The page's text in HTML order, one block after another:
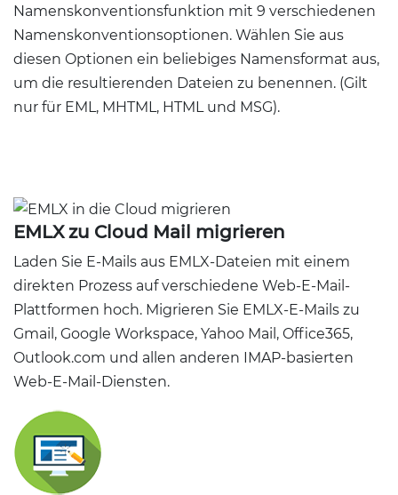
Namenskonventionsfunktion mit 9 verschiedenen
Namenskonventionsoptionen. Wählen Sie aus
diesen Optionen ein beliebiges Namensformat aus,
um die resultierenden Dateien zu benennen. (Gilt
nur für EML, MHTML, HTML und MSG).
EMLX zu Cloud Mail migrieren
Laden Sie E-Mails aus EMLX-Dateien mit einem
direkten Prozess auf verschiedene Web-E-Mail-
Plattformen hoch. Migrieren Sie EMLX-E-Mails zu
Gmail, Google Workspace, Yahoo Mail, Office365,
Outlook.com und allen anderen IMAP-basierten
Web-E-Mail-Diensten.